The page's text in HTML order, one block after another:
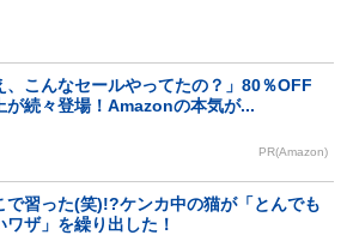
、こんなセールやってたの？」80％OFF
が続々登場！Amazonの本気が...
PR(Amazon)
で習った(笑)!?ケンカ中の猫が「とんでも
ワザ」を繰り出した！